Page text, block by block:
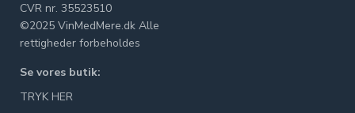
CVR nr. 35523510
©2025 VinMedMere.dk Alle
rettigheder forbeholdes
Se vores butik:
TRYK HER